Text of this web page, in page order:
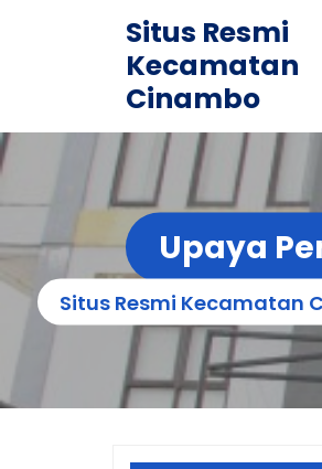
Situs Resmi
Kecamatan
Cinambo
Upaya
Situs Resmi Kecamatan